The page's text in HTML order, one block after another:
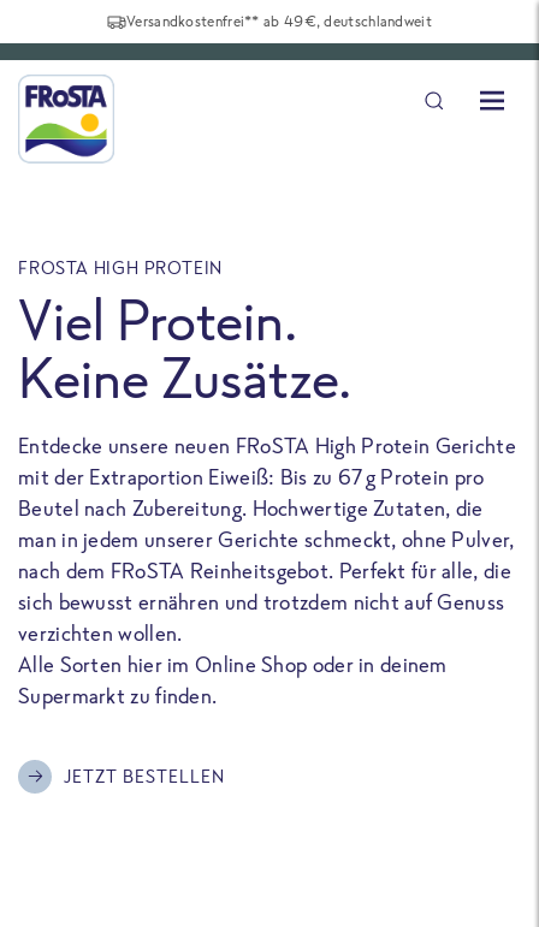
Versandkostenfrei** ab 49€, deutschlandweit
FROSTA HIGH PROTEIN
Viel Protein.
Keine Zusätze.
Entdecke unsere neuen FRoSTA High Protein Gerichte
mit der Extraportion Eiweiß: Bis zu 67 g Protein pro
Beutel nach Zubereitung. Hochwertige Zutaten, die
man in jedem unserer Gerichte schmeckt, ohne Pulver,
nach dem FRoSTA Reinheitsgebot. Perfekt für alle, die
sich bewusst ernähren und trotzdem nicht auf Genuss
verzichten wollen.
Alle Sorten hier im Online Shop oder in deinem
Supermarkt zu finden.
JETZT BESTELLEN